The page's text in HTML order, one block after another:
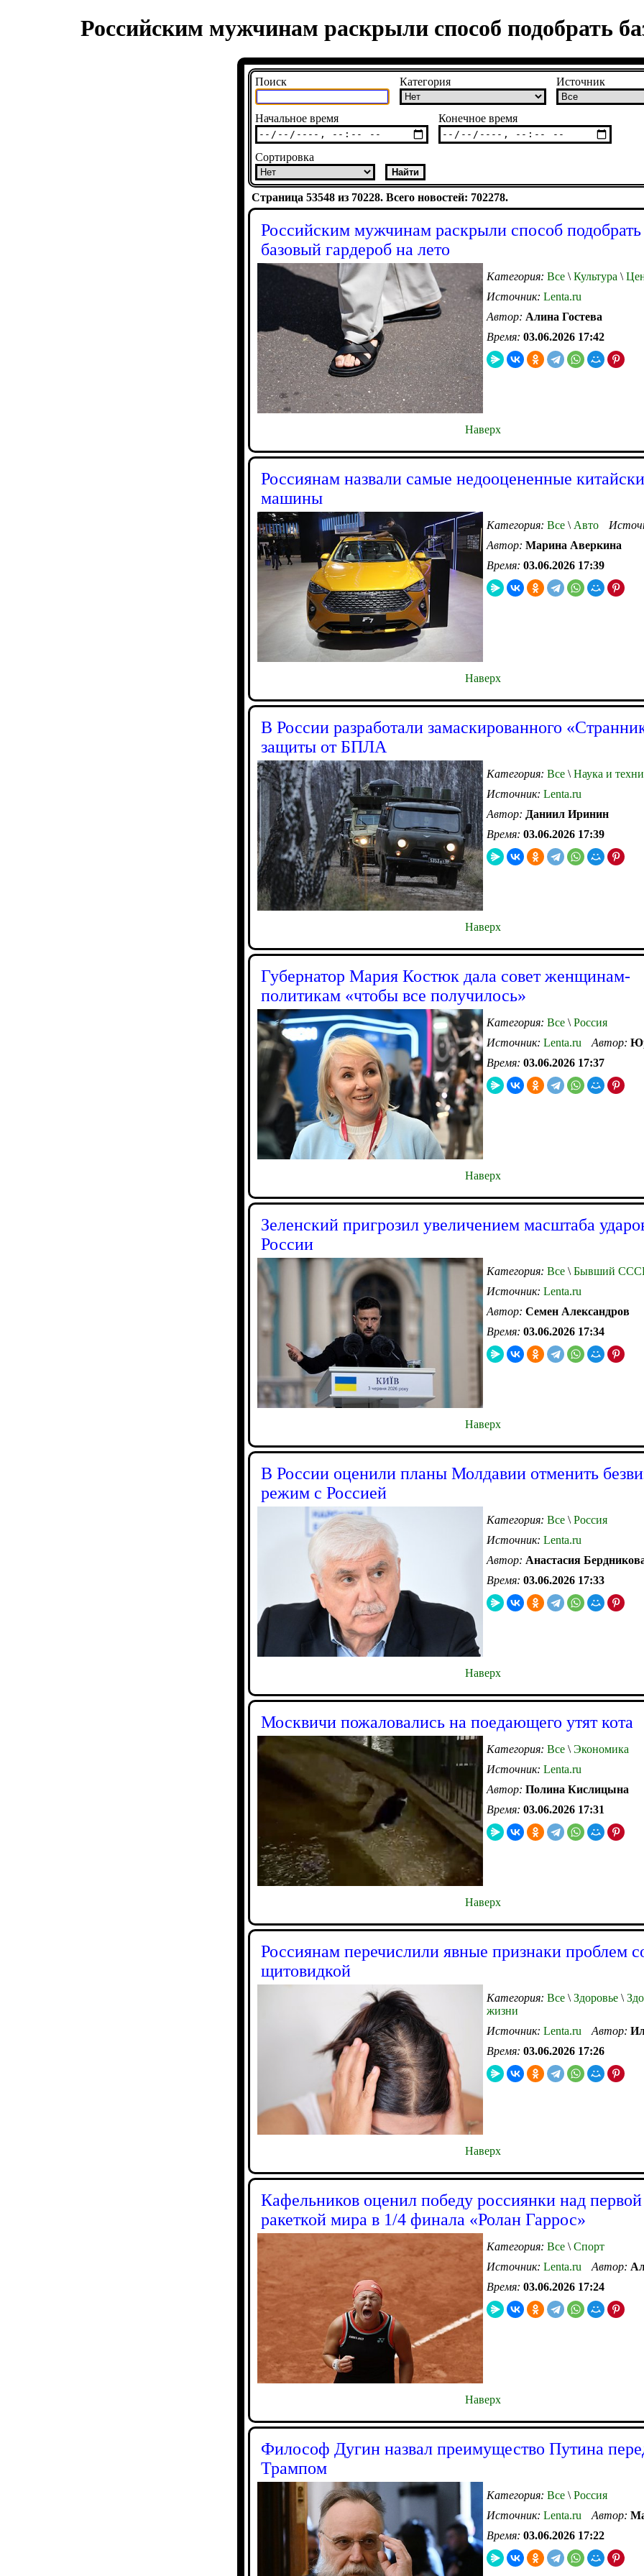
Российским мужчинам раскрыли способ подобрать
Поиск Категория Источник
Начальное время Конечное время
Сортировка
Страница 53548 из 70228. Всего новостей: 702278.
Российским мужчинам раскрыли способ подобрать
базовый гардероб на лето
Категория: Все \ Культура \
Источник: Lenta.ru
Автор: Алина Гостева
Время: 03.06.2026 17:42
Наверх
Россиянам назвали самые недооцененные
машины
Категория: Все \ Авто
Автор: Марина Аверкина
Время: 03.06.2026 17:39
Наверх
В России разработали замаскированного
защиты от БПЛА
Категория: Все \ Наука и
Источник: Lenta.ru
Автор: Даниил Иринин
Время: 03.06.2026 17:39
Наверх
Губернатор Мария Костюк дала совет женщинам-
политикам «чтобы все получилось»
Категория: Все \ Россия
Источник: Lenta.ru Автор:
Время: 03.06.2026 17:37
Наверх
Зеленский пригрозил увеличением масштаба
России
Категория: Все \ Бывший
Источник: Lenta.ru
Автор: Семен Александров
Время: 03.06.2026 17:34
Наверх
В России оценили планы Молдавии отменить
режим с Россией
Категория: Все \ Россия
Источник: Lenta.ru
Автор: Анастасия
Время: 03.06.2026 17:33
Наверх
Москвичи пожаловались на поедающего утят кота
Категория: Все \ Экономика
Источник: Lenta.ru
Автор: Полина Кислицына
Время: 03.06.2026 17:31
Наверх
Россиянам перечислили явные признаки проблем
щитовидкой
Категория: Все \ Здоровье \
жизни
Источник: Lenta.ru Автор:
Время: 03.06.2026 17:26
Наверх
Кафельников оценил победу россиянки над первой
ракеткой мира в 1/4 финала «Ролан Гаррос»
Категория: Все \ Спорт
Источник: Lenta.ru Автор:
Время: 03.06.2026 17:24
Наверх
Философ Дугин назвал преимущество Путина
Трампом
Категория: Все \ Россия
Источник: Lenta.ru Автор:
Время: 03.06.2026 17:22